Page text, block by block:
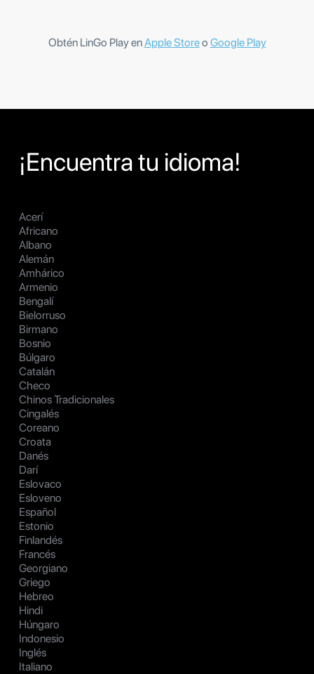
Obtén LinGo Play enApple Storeo Google Play
¡Encuentra tu idioma!
Acerí
Africano
Albano
Alemán
Amhárico
Armenio
Bengalí
Bielorruso
Birmano
Bosnio
Búlgaro
Catalán
Checo
Chinos Tradicionales
Cingalés
Coreano
Croata
Danés
Darí
Eslovaco
Esloveno
Español
Estonio
Finlandés
Francés
Georgiano
Griego
Hebreo
Hindi
Húngaro
Indonesio
Inglés
Italiano